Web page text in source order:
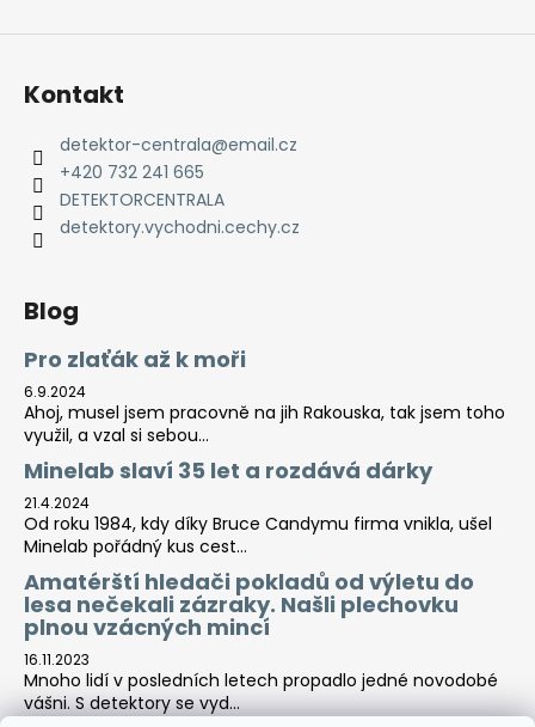
Kontakt
detektor-centrala@email.cz
+420 732 241 665
DETEKTORCENTRALA
detektory.vychodni.cechy.cz
Blog
Pro zlaťák až k moři
6.9.2024
Ahoj, musel jsem pracovně na jih Rakouska, tak jsem toho
využil, a vzal si sebou...
Minelab slaví 35 let a rozdává dárky
21.4.2024
Od roku 1984, kdy díky Bruce Candymu firma vnikla, ušel
Minelab pořádný kus cest...
Amatérští hledači pokladů od výletu do
lesa nečekali zázraky. Našli plechovku
plnou vzácných mincí
16.11.2023
Mnoho lidí v posledních letech propadlo jedné novodobé
vášni. S detektory se vyd...